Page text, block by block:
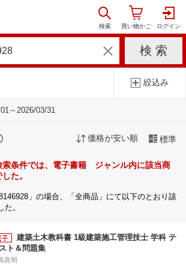
絞込み
～2026/03/31
価格が安い順 標準
索条件では、電子書籍 ジャンル内に該当商
た。
」の場合、「全商品」にて以下のとおり該
。
建築土木教科書 1級建築施工管理技士 学科 テ
ト＆問題集
良明